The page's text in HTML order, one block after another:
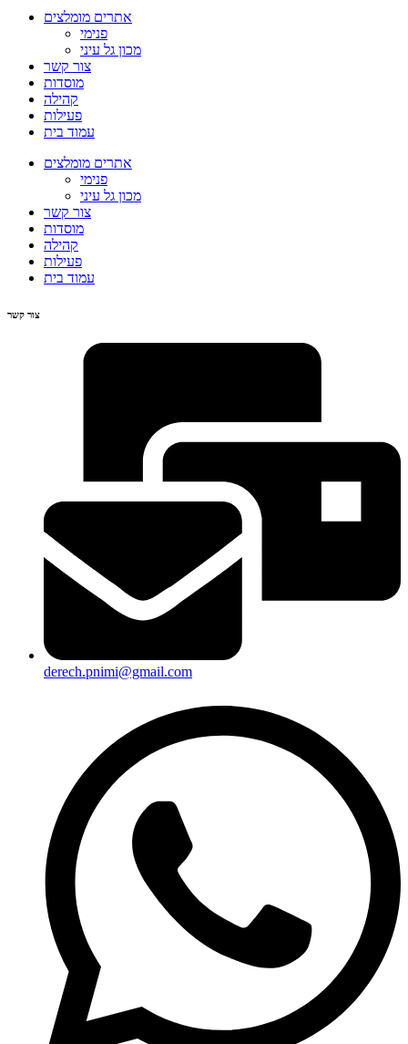
אתרים מומלצים
פנימי
מכון גל עיני
צור קשר
מוסדות
קהילה
פעילות
עמוד בית
אתרים מומלצים
פנימי
מכון גל עיני
צור קשר
מוסדות
קהילה
פעילות
עמוד בית
צור קשר
derech.pnimi@gmail.com